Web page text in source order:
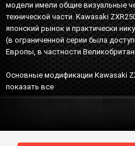
Мы в соцсетях
Наши контакты
+7 (924) 381-18-18
+7 (910) 684-44-88
модели имели общие визуальные
технической части. Kawasaki
японский рынок и практически
(в ограниченной серии была
Европы, в частности
Основные модификации Kawasaki
показать все